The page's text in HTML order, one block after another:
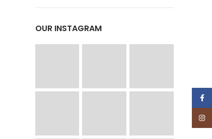
OUR INSTAGRAM